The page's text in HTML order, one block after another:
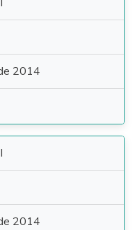
2014
2014